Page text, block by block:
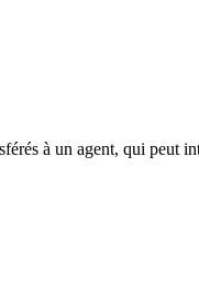
à un agent, qui peut